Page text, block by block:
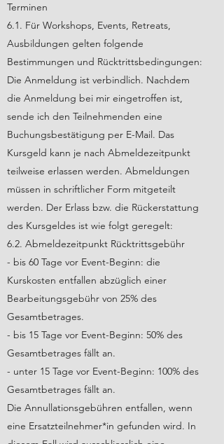
Terminen
6.1. Für Workshops, Events, Retreats,
Ausbildungen gelten folgende
Bestimmungen und Rücktrittsbedingungen:
Die Anmeldung ist verbindlich. Nachdem
die Anmeldung bei mir eingetroffen ist,
sende ich den Teilnehmenden eine
Buchungsbestätigung per E-Mail. Das
Kursgeld kann je nach Abmeldezeitpunkt
teilweise erlassen werden. Abmeldungen
müssen in schriftlicher Form mitgeteilt
werden. Der Erlass bzw. die Rückerstattung
des Kursgeldes ist wie folgt geregelt:
6.2. Abmeldezeitpunkt Rücktrittsgebühr
- bis 60 Tage vor Event-Beginn: die
Kurskosten entfallen abzüglich einer
Bearbeitungsgebühr von 25% des
Gesamtbetrages.
- bis 15 Tage vor Event-Beginn: 50% des
Gesamtbetrages fällt an.
- unter 15 Tage vor Event-Beginn: 100% des
Gesamtbetrages fällt an.
Die Annullationsgebühren entfallen, wenn
eine Ersatzteilnehmer*in gefunden wird. In